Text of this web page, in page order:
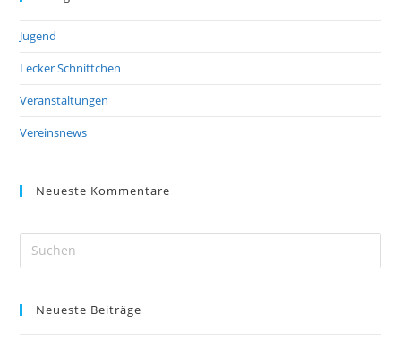
Jugend
Lecker Schnittchen
Veranstaltungen
Vereinsnews
Neueste Kommentare
Neueste Beiträge